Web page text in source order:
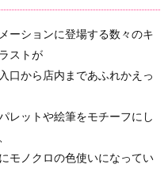
ーションに登場する数々のキ
ストが
口から店内まであふれかえっ
レットや絵筆をモチーフにし
モノクロの色使いになってい